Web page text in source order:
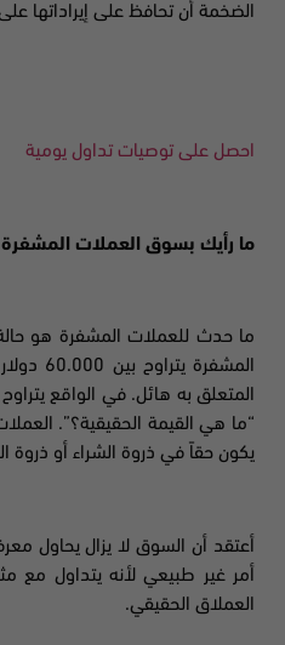
الضخمة أن تحافظ على
احصل على توصيات تداول يومية
ما رأيك بسوق العملات المشفرة
ما حدث للعملات المشفرة هو
المشفرة يتراوح بين 60.000 دولار إلى 50
“ما هي القيمة الحقيقية؟”.
يكون حقاً في ذروة الشراء أو ذروة
أعتقد أن السوق لا يزال يحاول
العملاق الحقيقي.